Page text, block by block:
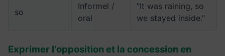
so
Informel /
oral
"It was raining, so
we stayed inside."
Exprimer l'opposition et la concession en